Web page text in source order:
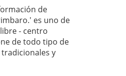
de
es uno de
- centro
de todo tipo de
y